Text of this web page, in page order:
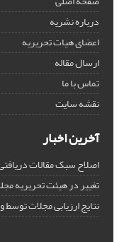
درباره نشریه
اعضای هیات تحریریه
ارسال مقاله
تماس با ما
نقشه سایت
آخرین اخبار
اصلاح سبک مقالات دریافتی
تغییر در هیئت تحریریه
نتایج ارزیابی مجلات